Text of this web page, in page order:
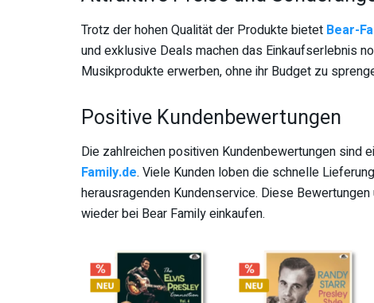
Trotz der hohen Qualität der Produkte bietet Bear-
und exklusive Deals machen das Einkaufserlebnis
Musikprodukte erwerben, ohne ihr Budget zu
Positive Kundenbewertungen
Die zahlreichen positiven Kundenbewertungen sind
Family.de. Viele Kunden loben die schnelle
herausragenden Kundenservice. Diese
wieder bei Bear Family einkaufen.